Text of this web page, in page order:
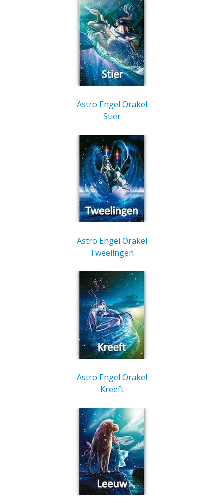
Astro Engel Orakel
Stier
Astro Engel Orakel
Tweelingen
Astro Engel Orakel
Kreeft